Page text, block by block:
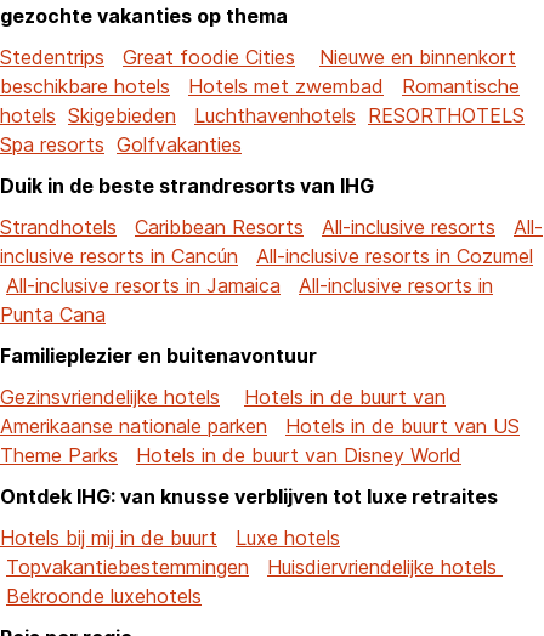
gezochte vakanties op thema
Stedentrips
Great foodie Cities
Nieuwe en binnenkort
beschikbare hotels
Hotels met zwembad
Romantische
hotels Skigebieden Luchthavenhotels RESORTHOTELS
Spa resorts Golfvakanties
Duik in de beste strandresorts van IHG
Strandhotels
Caribbean Resorts All-inclusive resorts
All-
inclusive resorts in Cancún
All-inclusive resorts in Cozumel
All-inclusive resorts in Jamaica
All-inclusive resorts in
Punta Cana
Familieplezier en buitenavontuur
Gezinsvriendelijke hotels
Hotels in de buurt van
Amerikaanse nationale parken
Hotels in de buurt van US
Theme Parks
Hotels in de buurt van Disney World
Ontdek IHG: van knusse verblijven tot luxe retraites
Hotels bij mij in de buurt
Luxe hotels
Topvakantiebestemmingen
Huisdiervriendelijke hotels
Bekroonde luxehotels